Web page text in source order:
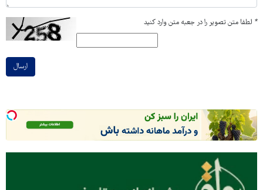
* لطفا متن تصویر را در جعبه متن وارد کنید
ارسال